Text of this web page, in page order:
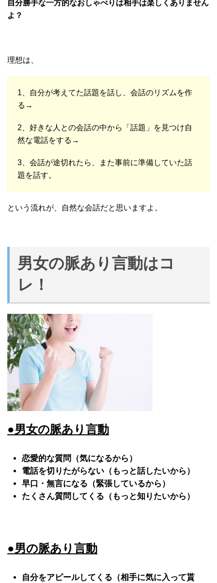
自分勝手な一方的なおしゃべりは相手は楽しくありません
よ？
理想は、
1、自分が考えてた話題を話し、会話のリズムを作
る→
2、好きな人との会話の中から「話題」を見つけ自
然な電話をする→
3、会話が途切れたら、また事前に準備していた話
題を話す。
という流れが、自然な会話だと思いますよ。
男女の脈あり言動はコ
レ！
●男女の脈あり言動
恋愛的な質問（気になるから）
電話を切りたがらない（もっと話したいから）
早口・無言になる（緊張しているから）
たくさん質問してくる（もっと知りたいから）
●男の脈あり言動
自分をアピールしてくる（相手に気に入って貰